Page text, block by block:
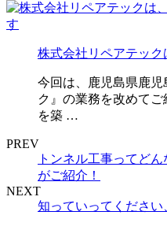
株式会社リペアテッ
今回は、鹿児島県鹿
ク』の業務を改めて
を築 …
PREV
トンネル工事ってど
がご紹介！
NEXT
知っていってくださ